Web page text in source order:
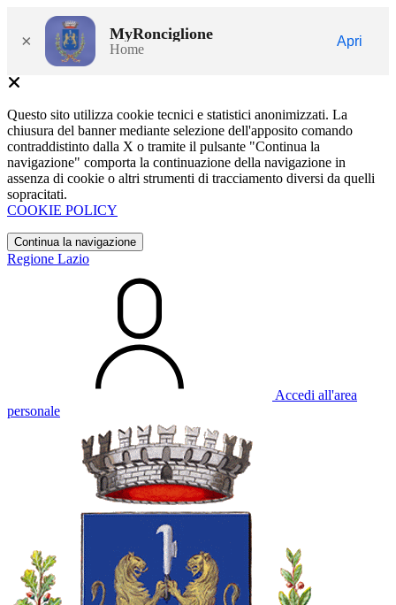
× MyRonciglione
Home
Apri
Questo sito utilizza cookie tecnici e statistici anonimizzati. La
chiusura del banner mediante selezione dell'apposito comando
contraddistinto dalla X o tramite il pulsante "Continua la
navigazione" comporta la continuazione della navigazione in
assenza di cookie o altri strumenti di tracciamento diversi da quelli
sopracitati.
COOKIE POLICY
Continua la navigazione
Regione Lazio
Accedi all'area
personale